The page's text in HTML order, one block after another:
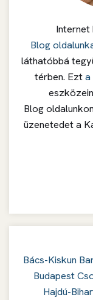
Internet
Blog
láthatóbbá
térben. Ezta
Blog
üzenetedet a
Bács-Kiskun
Budapest
Hajdú-Bihar